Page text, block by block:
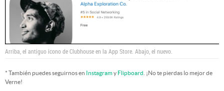
Arriba, el antiguo icono de Clubhouse en la App Store. Abajo, el nuevo.
* También puedes seguirnos en Instagramy Flipboard . ¡No te pierdas lo mejor de
Verne!